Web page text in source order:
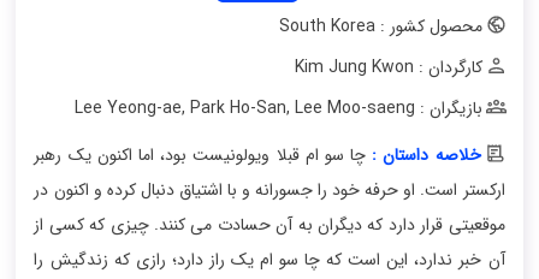
محصول کشور : South Korea
کارگردان : Kim Jung Kwon
بازیگران : Lee Yeong-ae
, Park Ho-San, Lee Moo-saeng
خلاصه داستان : چا سو ام قبلا ویولونیست بود، اما اکنون یک رهبر
ارکستر است. او حرفه خود را جسورانه و با اشتیاق دنبال کرده و اکنون در
موقعیتی قرار دارد که دیگران به آن حسادت می کنند. چیزی که کسی از
آن خبر ندارد، این است که چا سو ام یک راز دارد؛ رازی که زندگیش را